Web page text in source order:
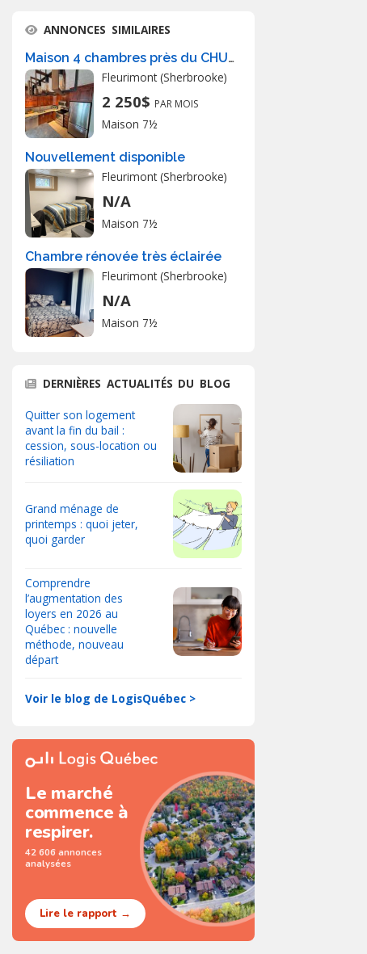
ANNONCES SIMILAIRES
Maison 4 chambres près du CHUS
Fleurimont (Sherbrooke)
2 250$ PAR MOIS
Maison 7½
Nouvellement disponible
Fleurimont (Sherbrooke)
N/A
Maison 7½
Chambre rénovée très éclairée
Fleurimont (Sherbrooke)
N/A
Maison 7½
DERNIÈRES ACTUALITÉS DU BLOG
Quitter son logement
avant la fin du bail :
cession, sous-location ou
résiliation
Grand ménage de
printemps : quoi jeter,
quoi garder
Comprendre
l’augmentation des
loyers en 2026 au
Québec : nouvelle
méthode, nouveau
départ
Voir le blog de LogisQuébec >
Le marché
commence à
respirer.
42 606 annonces
analysées
Lire le rapport →